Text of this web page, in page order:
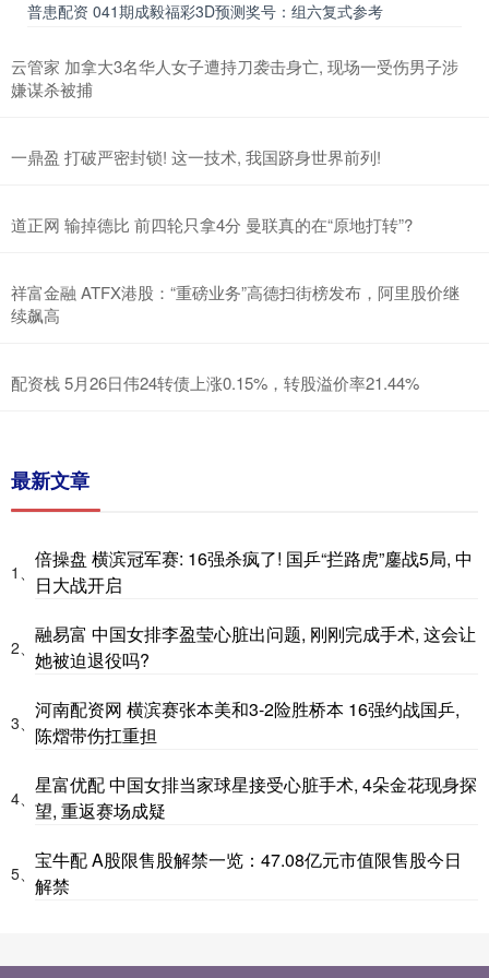
普患配资 041期成毅福彩3D预测奖号：组六复式参考
云管家 加拿大3名华人女子遭持刀袭击身亡, 现场一受伤男子涉
嫌谋杀被捕
一鼎盈 打破严密封锁! 这一技术, 我国跻身世界前列!
道正网 输掉德比 前四轮只拿4分 曼联真的在“原地打转”?
祥富金融 ATFX港股：“重磅业务”高德扫街榜发布，阿里股价继
续飙高
配资栈 5月26日伟24转债上涨0.15%，转股溢价率21.44%
最新文章
1、
倍操盘 横滨冠军赛: 16强杀疯了! 国乒“拦路虎”鏖战5局, 中
日大战开启
2、
融易富 中国女排李盈莹心脏出问题, 刚刚完成手术, 这会让
她被迫退役吗?
3、
河南配资网 横滨赛张本美和3-2险胜桥本 16强约战国乒,
陈熠带伤扛重担
4、
星富优配 中国女排当家球星接受心脏手术, 4朵金花现身探
望, 重返赛场成疑
5、
宝牛配 A股限售股解禁一览：47.08亿元市值限售股今日
解禁